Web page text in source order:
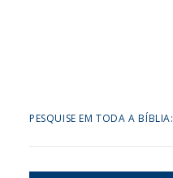
PESQUISE EM TODA A BÍBLIA: